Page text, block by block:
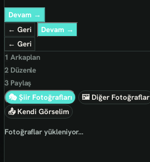
Devam →
← Geri
Devam →
← Geri
1 Arkaplan
2Düzenle
3Paylaş
🎭 Şiir Fotoğrafları
🖼 Diğer Fotoğraflar
📤 Kendi Görselim
Fotoğraflar yükleniyor…